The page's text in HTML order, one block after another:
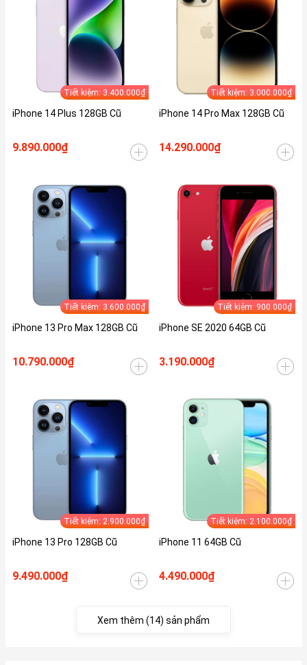
Tiết kiệm: 3.400.000₫
iPhone 14 Plus 128GB Cũ
9.890.000₫
Tiết kiệm: 3.000.000₫
iPhone 14 Pro Max 128GB Cũ
14.290.000₫
Tiết kiệm: 3.600.000₫
iPhone 13 Pro Max 128GB Cũ
10.790.000₫
Tiết kiệm: 900.000₫
iPhone SE 2020 64GB Cũ
3.190.000₫
Tiết kiệm: 2.900.000₫
iPhone 13 Pro 128GB Cũ
9.490.000₫
Tiết kiệm: 2.100.000₫
iPhone 11 64GB Cũ
4.490.000₫
Xem thêm (14) sản phẩm